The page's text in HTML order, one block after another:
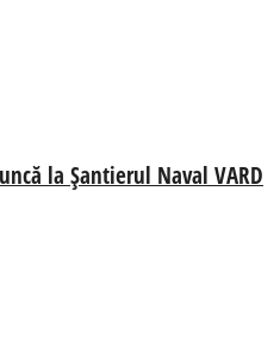
la Șantierul Naval VARD